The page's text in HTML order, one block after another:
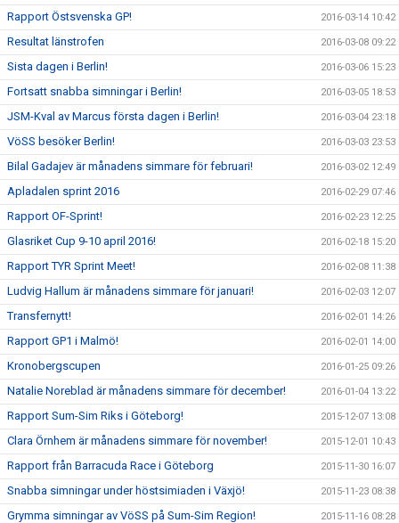
Rapport Östsvenska GP! 2016-03-14 10:42
Resultat länstrofen 2016-03-08 09:22
Sista dagen i Berlin! 2016-03-06 15:23
Fortsatt snabba simningar i Berlin! 2016-03-05 18:53
JSM-Kval av Marcus första dagen i Berlin! 2016-03-04 23:18
VöSS besöker Berlin! 2016-03-03 23:53
Bilal Gadajev är månadens simmare för februari! 2016-03-02 12:49
Apladalen sprint 2016 2016-02-29 07:46
Rapport OF-Sprint! 2016-02-23 12:25
Glasriket Cup 9-10 april 2016! 2016-02-18 15:20
Rapport TYR Sprint Meet! 2016-02-08 11:38
Ludvig Hallum är månadens simmare för januari! 2016-02-03 12:07
Transfernytt! 2016-02-01 14:26
Rapport GP1 i Malmö! 2016-02-01 14:00
Kronobergscupen 2016-01-25 09:26
Natalie Noreblad är månadens simmare för december! 2016-01-04 13:22
Rapport Sum-Sim Riks i Göteborg! 2015-12-07 13:08
Clara Örnhem är månadens simmare för november! 2015-12-01 10:43
Rapport från Barracuda Race i Göteborg 2015-11-30 16:07
Snabba simningar under höstsimiaden i Växjö! 2015-11-23 08:38
Grymma simningar av VöSS på Sum-Sim Region! 2015-11-16 08:28